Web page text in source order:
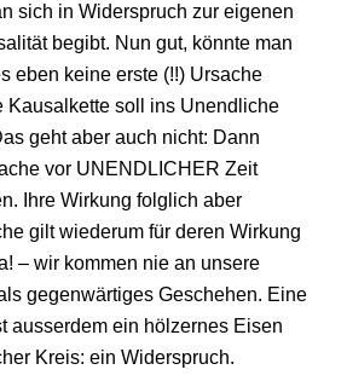
sich in Widerspruch zur eigenen
begibt. Nun gut, könnte man
eben keine erste (!!) Ursache
Kausalkette soll ins Unendliche
geht aber auch nicht: Dann
vor UNENDLICHER Zeit
Ihre Wirkung folglich aber
gilt wiederum für deren Wirkung
– wir kommen nie an unsere
gegenwärtiges Geschehen. Eine
ausserdem ein hölzernes Eisen
Kreis: ein Widerspruch.